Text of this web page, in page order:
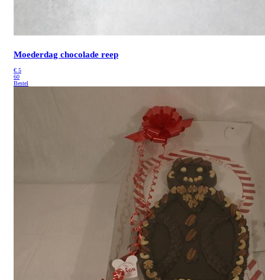
Moederdag chocolade reep
€ 5
60
Bestel